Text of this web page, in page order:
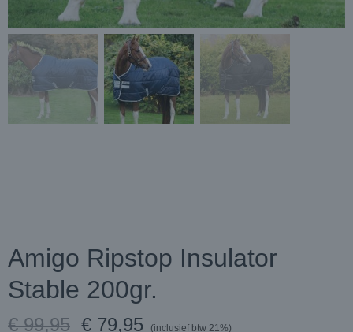
Amigo Ripstop Insulator
Stable 200gr.
€ 99,95 € 79,95 (inclusief btw 21%)